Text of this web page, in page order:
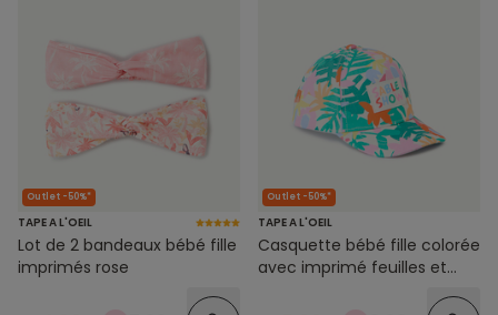
Outlet -50%*
TAPE A L'OEIL
Lot de 2 bandeaux bébé fille
imprimés rose
Outlet -50%*
TAPE A L'OEIL
Casquette bébé fille colorée
avec imprimé feuilles et